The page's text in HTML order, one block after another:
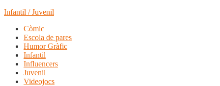
Infantil / Juvenil
Còmic
Escola de pares
Humor Gràfic
Infantil
Influencers
Juvenil
Videojocs